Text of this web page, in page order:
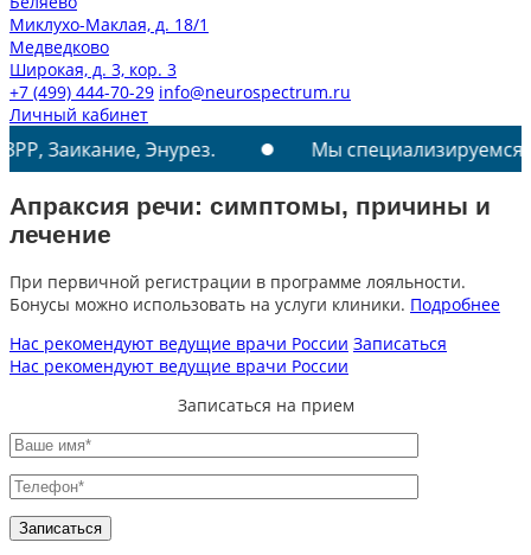
Миклухо-Маклая, д. 18/1
Медведково
Широкая, д. 3, кор. 3
+7 (499) 444-70-29 info@neurospectrum.ru
Личный кабинет
Энурез. Мы специализируемся на
Апраксия речи: симптомы, причины и
лечение
При первичной регистрации в программе лояльности.
Бонусы можно использовать на услуги клиники. Подробнее
Нас рекомендуют ведущие врачи России Записаться
Нас рекомендуют ведущие врачи России
Записаться на прием